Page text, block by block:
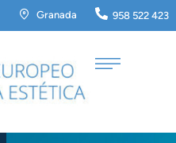
Granada 958 522 423